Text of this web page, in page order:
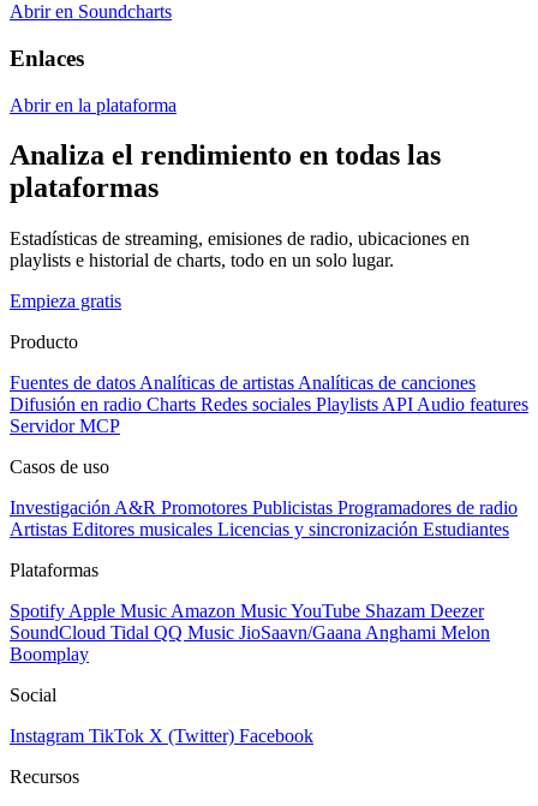
Abrir en Soundcharts
Enlaces
Abrir en la plataforma
Analiza el rendimiento en todas las
plataformas
Estadísticas de streaming, emisiones de radio, ubicaciones en
playlists e historial de charts, todo en un solo lugar.
Empieza gratis
Producto
Fuentes de datos Analíticas de artistas Analíticas de canciones
Difusión en radio Charts Redes sociales Playlists API Audio features
Servidor MCP
Casos de uso
Investigación A&R Promotores Publicistas Programadores de radio
Artistas Editores musicales Licencias y sincronización Estudiantes
Plataformas
Spotify Apple Music Amazon MusicYouTube Shazam Deezer
SoundCloud Tidal QQ Music JioSaavn/Gaana Anghami Melon
Boomplay
Social
Instagram TikTok X (Twitter) Facebook
Recursos